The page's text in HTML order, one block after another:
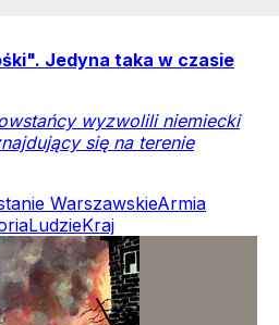
Jedyna taka w czasie
wyzwolili niemiecki
się na terenie
WarszawskieArmia
LudzieKraj